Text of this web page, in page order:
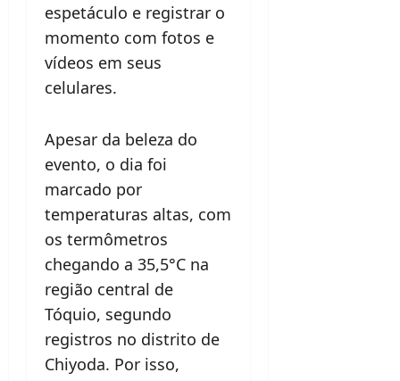
espetáculo e registrar o
momento com fotos e
vídeos em seus
celulares.
Apesar da beleza do
evento, o dia foi
marcado por
temperaturas altas, com
os termômetros
chegando a 35,5°C na
região central de
Tóquio, segundo
registros no distrito de
Chiyoda. Por isso,